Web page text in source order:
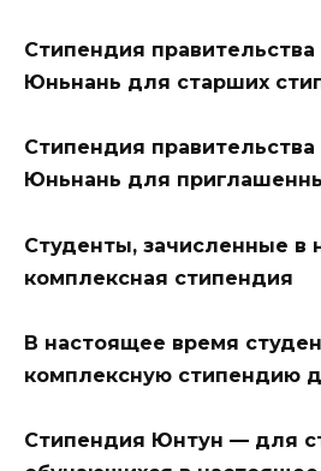
Стипендия
Юньнань для старших
Стипендия
Юньнань для
Студенты, зачисленные в
комплексная стипендия
В настоящее время
комплексную стипендию
Стипендия Юнтун — для